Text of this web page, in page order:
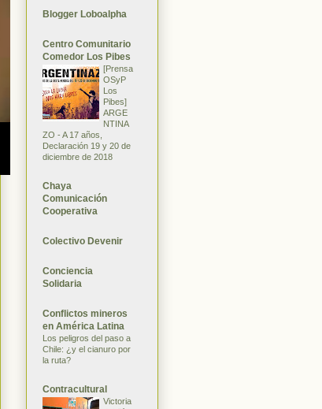
Blogger Loboalpha
Centro Comunitario
Comedor Los Pibes
[Prensa
OSyP
Los
Pibes]
ARGE
NTINA
ZO - A 17 años,
Declaración 19 y 20 de
diciembre de 2018
Chaya
Comunicación
Cooperativa
Colectivo Devenir
Conciencia
Solidaria
Conflictos mineros
en América Latina
Los peligros del paso a
Chile: ¿y el cianuro por
la ruta?
Contracultural
Victoria